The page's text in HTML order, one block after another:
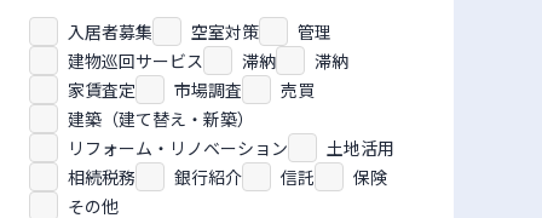
入居者募集 空室対策
管理
建物巡回サービス
滞納
滞納
家賃査定
市場調査
売買
建築（建て替え・新築）
リフォーム・リノベーション
土地活用
相続税務
銀行紹介 信託
保険
その他